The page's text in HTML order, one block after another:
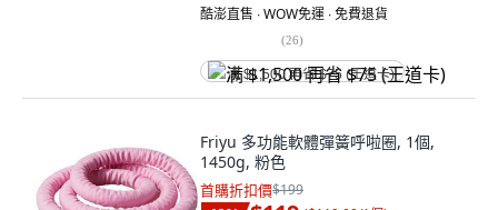
酷澎直售 ∙ WOW免運 ∙ 免費退貨
(26)
满 $1,500 再省 $75 (王道卡)
Friyu 多功能軟體彈簧呼啦圈, 1個,
1450g, 粉色
首購折扣價$199